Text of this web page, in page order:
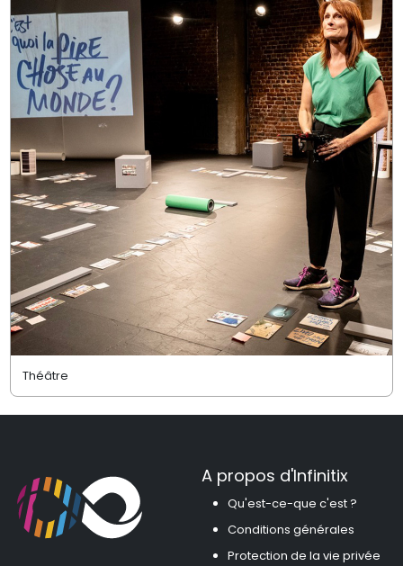
Théâtre
A propos d'Infinitix
Qu'est-ce-que c'est ?
Conditions générales
Protection de la vie privée